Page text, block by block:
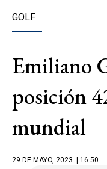
GOLF
Emiliano
posición
mundial
29 DE MAYO, 2023 | 16.50